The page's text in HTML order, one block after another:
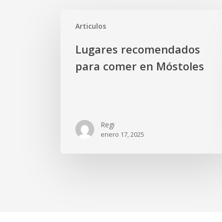
Articulos
recomendados
comerLugares recomendados
para comer en Móstoles
Regi
enero 17, 2025